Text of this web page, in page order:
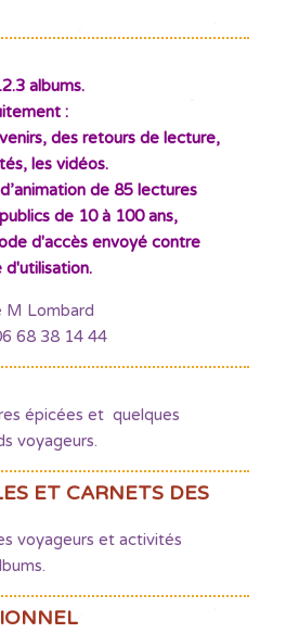
albums.
:
des retours de lecture,
les vidéos.
de 85 lectures
de 10 à 100 ans,
d'accès envoyé contre
d'utilisation.
M Lombard
68 38 14 44
épicées et quelques
voyageurs.
ET CARNETS DES
voyageurs et activités